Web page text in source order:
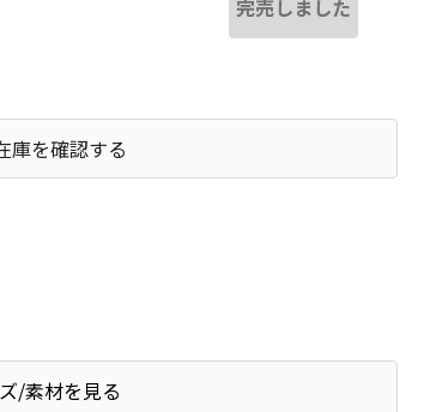
完売しました
庫を確認する
/素材を見る